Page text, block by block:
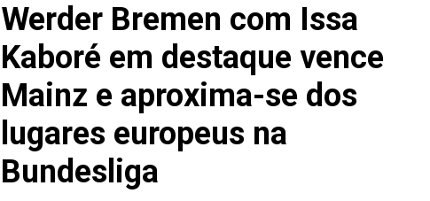
Werder Bremen com Issa
Kaboré em destaque vence
Mainz e aproxima-se dos
lugares europeus na
Bundesliga